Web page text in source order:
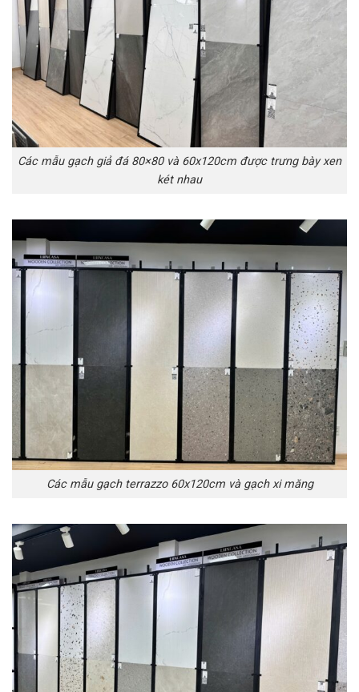
Các mẫu gạch giả đá 80×80 và 60x120cm được trưng bày xen
két nhau
Các mẫu gạch terrazzo 60x120cm và gạch xi măng